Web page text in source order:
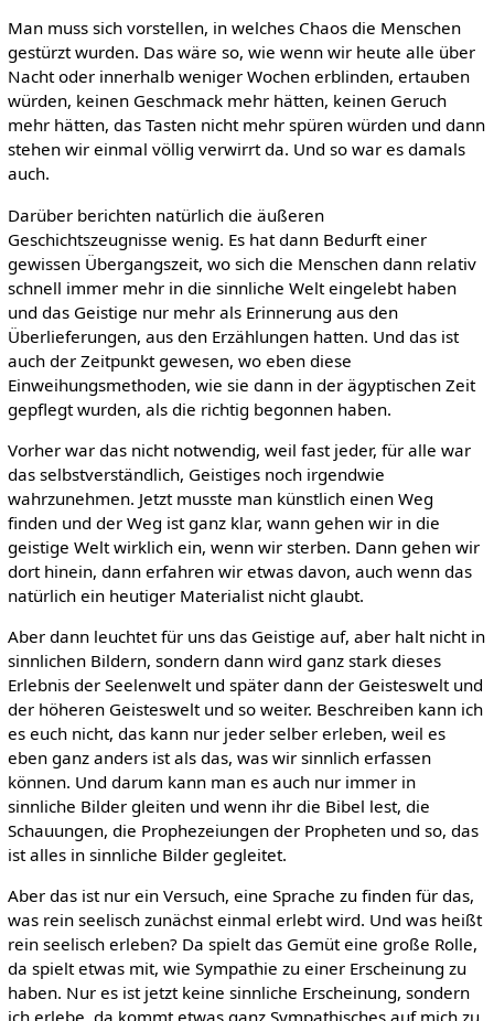
Man muss sich vorstellen, in welches Chaos die Menschen
gestürzt wurden. Das wäre so, wie wenn wir heute alle über
Nacht oder innerhalb weniger Wochen erblinden, ertauben
würden, keinen Geschmack mehr hätten, keinen Geruch
mehr hätten, das Tasten nicht mehr spüren würden und dann
stehen wir einmal völlig verwirrt da. Und so war es damals
auch.
Darüber berichten natürlich die äußeren
Geschichtszeugnisse wenig. Es hat dann Bedurft einer
gewissen Übergangszeit, wo sich die Menschen dann relativ
schnell immer mehr in die sinnliche Welt eingelebt haben
und das Geistige nur mehr als Erinnerung aus den
Überlieferungen, aus den Erzählungen hatten. Und das ist
auch der Zeitpunkt gewesen, wo eben diese
Einweihungsmethoden, wie sie dann in der ägyptischen Zeit
gepflegt wurden, als die richtig begonnen haben.
Vorher war das nicht notwendig, weil fast jeder, für alle war
das selbstverständlich, Geistiges noch irgendwie
wahrzunehmen. Jetzt musste man künstlich einen Weg
finden und der Weg ist ganz klar, wann gehen wir in die
geistige Welt wirklich ein, wenn wir sterben. Dann gehen wir
dort hinein, dann erfahren wir etwas davon, auch wenn das
natürlich ein heutiger Materialist nicht glaubt.
Aber dann leuchtet für uns das Geistige auf, aber halt nicht in
sinnlichen Bildern, sondern dann wird ganz stark dieses
Erlebnis der Seelenwelt und später dann der Geisteswelt und
der höheren Geisteswelt und so weiter. Beschreiben kann ich
es euch nicht, das kann nur jeder selber erleben, weil es
eben ganz anders ist als das, was wir sinnlich erfassen
können. Und darum kann man es auch nur immer in
sinnliche Bilder gleiten und wenn ihr die Bibel lest, die
Schauungen, die Prophezeiungen der Propheten und so, das
ist alles in sinnliche Bilder gegleitet.
Aber das ist nur ein Versuch, eine Sprache zu finden für das,
was rein seelisch zunächst einmal erlebt wird. Und was heißt
rein seelisch erleben? Da spielt das Gemüt eine große Rolle,
da spielt etwas mit, wie Sympathie zu einer Erscheinung zu
haben. Nur es ist jetzt keine sinnliche Erscheinung, sondern